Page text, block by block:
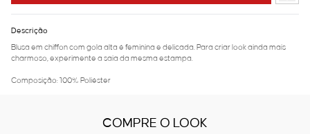
Descrição
Blusa em chiffon com gola alta é feminina e delicada. Para criar look ainda mais
charmoso, experimente a saia da mesma estampa.
Composição: 100% Poliéster
COMPRE O LOOK